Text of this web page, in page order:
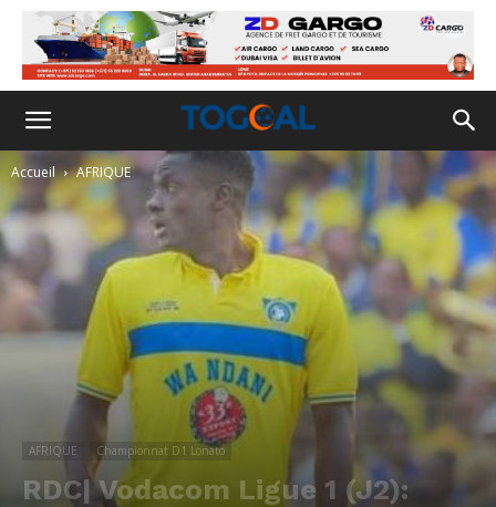
Accueil AFRIQUE
AFRIQUE Championnat D1 Lonato
RDC| Vodacom Ligue 1 (J2):